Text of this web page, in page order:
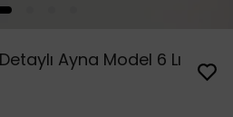
Ayna Model 6 Lı